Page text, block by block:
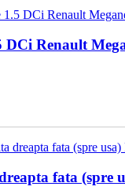
DCi Renault
fata (spre